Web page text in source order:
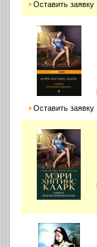
Оставить заявку
Оставить заявку